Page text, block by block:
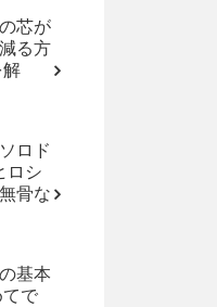
芯が
る方
ロド
ロシ
骨な
基本
で